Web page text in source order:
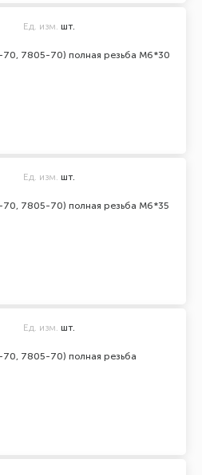
7805-70) полная резьба М6*30
Ед. изм. шт.
7805-70) полная резьба М6*35
Ед. изм. шт.
7805-70) полная резьба
Ед. изм. шт.